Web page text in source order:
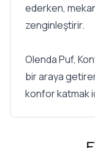
ederken,
zenginleştirir.
Olenda Puf,
bir araya
konfor katmak